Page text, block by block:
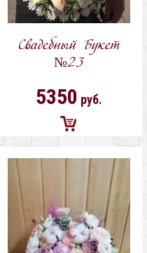
Свадебный Букет
№23
5350 руб.
Добавить
в
корзину